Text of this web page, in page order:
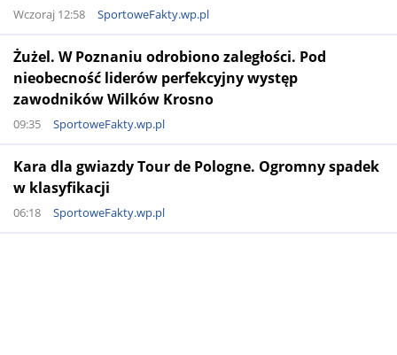
Wczoraj 12:58 SportoweFakty.wp.pl
Żużel. W Poznaniu odrobiono zaległości. Pod
nieobecność liderów perfekcyjny występ
zawodników Wilków Krosno
09:35 SportoweFakty.wp.pl
Kara dla gwiazdy Tour de Pologne. Ogromny spadek
w klasyfikacji
06:18 SportoweFakty.wp.pl